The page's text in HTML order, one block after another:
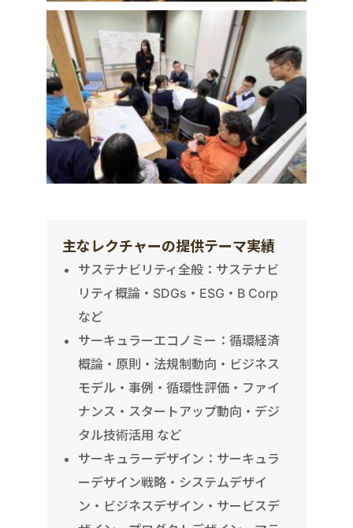
主なレクチャーの提供テーマ実績
サステナビリティ全般：サステナビ
リティ概論・SDGs・ESG・B Corp
など
サーキュラーエコノミー：循環経済
概論・原則・法規制動向・ビジネス
モデル・事例・循環性評価・ファイ
ナンス・スタートアップ動向・デジ
タル技術活用 など
サーキュラーデザイン：サーキュラ
ーデザイン戦略・システムデザイ
ン・ビジネスデザイン・サービスデ